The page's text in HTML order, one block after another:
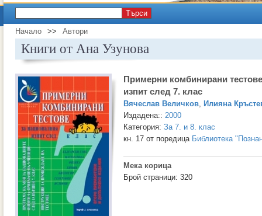
Търси
Начало >> Автори
Книги от Ана Узунова
Примерни комбинирани
изпит след 7. клас
Вячеслав Величков, Илияна
Издадена:: 2000
Категория: За 7. и 8. клас
кн. 17 от поредица Библиотека
Мека корица
Брой страници: 320